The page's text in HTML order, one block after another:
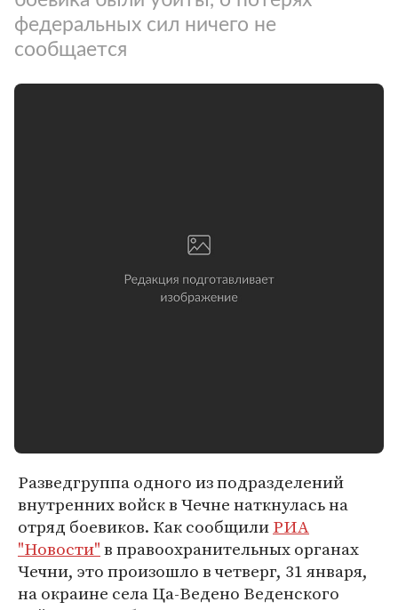
федеральных сил ничего не
сообщается
Разведгруппа одного из подразделений
внутренних войск в Чечне наткнулась на
отряд боевиков. Как сообщилиРИА
"Новости"в правоохранительных органах
Чечни, это произошло в четверг, 31 января,
на окраине села Ца-Ведено Веденского